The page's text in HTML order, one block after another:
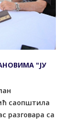
"ЈУ
саопштила
разговара са